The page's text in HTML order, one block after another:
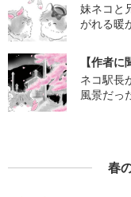
妹ネコと
がれる暖
【作者
ネコ駅長
風景だっ
春